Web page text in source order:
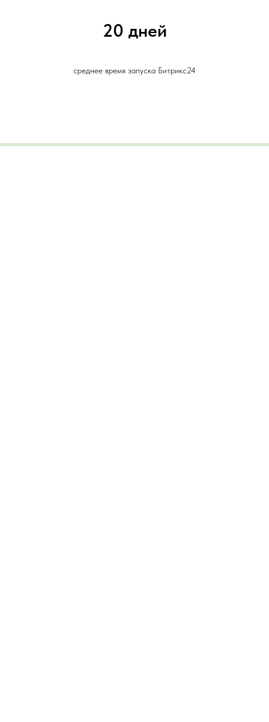
20 дней
среднее время запуска Битрикс24